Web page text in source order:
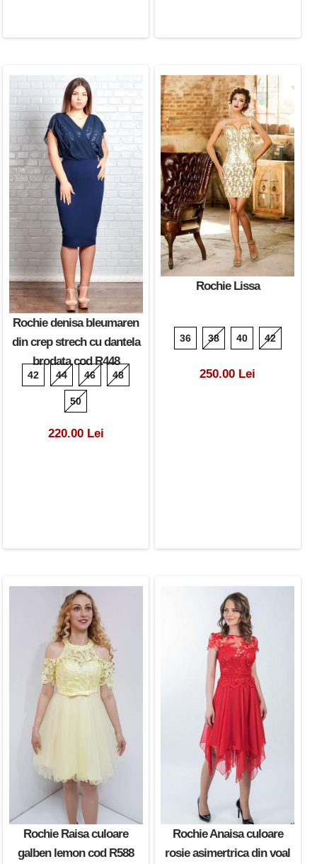
Rochie denisa bleumaren
din crep strech cu dantela
brodata cod R448
42 44 46 48
50
220.00 Lei
Rochie Lissa
36 38 40 42
250.00 Lei
Rochie Raisa culoare
galben lemon cod R588
Rochie Anaisa culoare
rosie asimertrica din voal